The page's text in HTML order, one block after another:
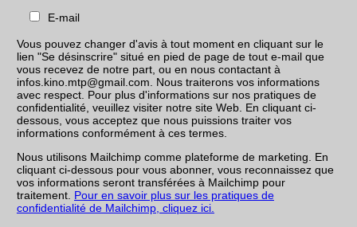
E-mail
Vous pouvez changer d'avis à tout moment en cliquant sur le
lien "Se désinscrire" situé en pied de page de tout e-mail que
vous recevez de notre part, ou en nous contactant à
infos.kino.mtp@gmail.com. Nous traiterons vos informations
avec respect. Pour plus d'informations sur nos pratiques de
confidentialité, veuillez visiter notre site Web. En cliquant ci-
dessous, vous acceptez que nous puissions traiter vos
informations conformément à ces termes.
Nous utilisons Mailchimp comme plateforme de marketing. En
cliquant ci-dessous pour vous abonner, vous reconnaissez que
vos informations seront transférées à Mailchimp pour
traitement. Pour en savoir plus sur les pratiques de
confidentialité de Mailchimp, cliquez ici.